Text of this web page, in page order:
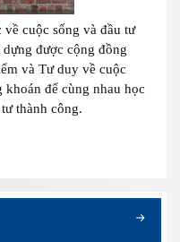
cuộc sống và đầu tư
được cộng đồng
và Tư duy về cuộc
để cùng nhau học
thành công.